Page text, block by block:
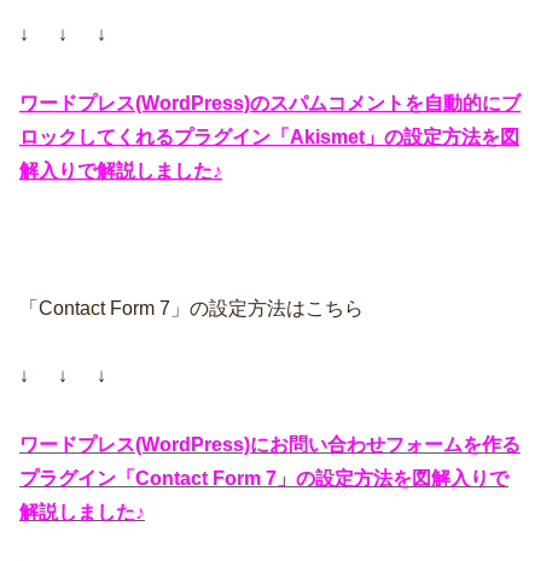
↓ ↓ ↓
ワードプレス(WordPress)のスパムコメントを自動的にブ
ロックしてくれるプラグイン「Akismet」の設定方法を図
解入りで解説しました♪
「Contact Form 7」の設定方法はこちら
↓ ↓ ↓
ワードプレス(WordPress)にお問い合わせフォームを作る
プラグイン「Contact Form 7」の設定方法を図解入りで
解説しました♪